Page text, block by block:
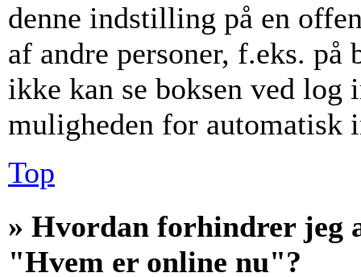
denne indstilling på en
af andre personer, f.eks.
ikke kan se boksen ved log
muligheden for automatisk
Top
» Hvordan forhindrer jeg
"Hvem er online nu"?